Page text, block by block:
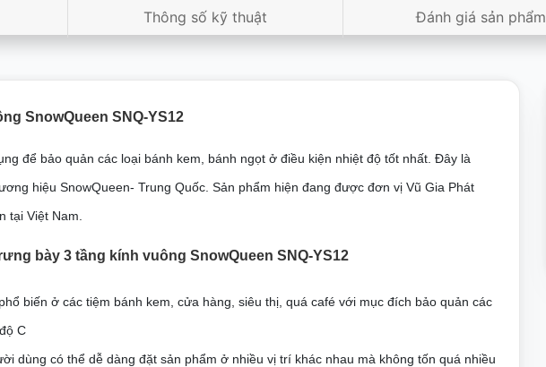
Thông số kỹ thuật Đánh giá sản phẩm
SnowQueen SNQ-YS12
để bảo quản các loại bánh kem, bánh ngọt ở điều kiện nhiệt độ tốt nhất. Đây là
hiệu SnowQueen- Trung Quốc. Sản phẩm hiện đang được đơn vị Vũ Gia Phát
tại Việt Nam.
bày 3 tầng kính vuông SnowQueen SNQ-YS12
biến ở các tiệm bánh kem, cửa hàng, siêu thị, quá café với mục đích bảo quản các
C
dùng có thể dễ dàng đặt sản phẩm ở nhiều vị trí khác nhau mà không tốn quá nhiều